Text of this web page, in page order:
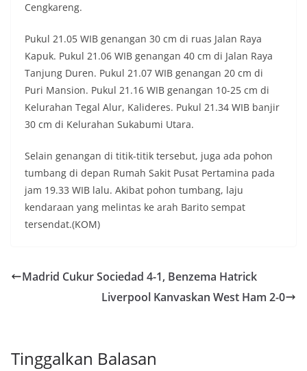
Cengkareng.
Pukul 21.05 WIB genangan 30 cm di ruas Jalan Raya
Kapuk. Pukul 21.06 WIB genangan 40 cm di Jalan Raya
Tanjung Duren. Pukul 21.07 WIB genangan 20 cm di
Puri Mansion. Pukul 21.16 WIB genangan 10-25 cm di
Kelurahan Tegal Alur, Kalideres. Pukul 21.34 WIB banjir
30 cm di Kelurahan Sukabumi Utara.
Selain genangan di titik-titik tersebut, juga ada pohon
tumbang di depan Rumah Sakit Pusat Pertamina pada
jam 19.33 WIB lalu. Akibat pohon tumbang, laju
kendaraan yang melintas ke arah Barito sempat
tersendat.(KOM)
Madrid Cukur Sociedad 4-1, Benzema Hatrick
Liverpool Kanvaskan West Ham 2-0
Tinggalkan Balasan